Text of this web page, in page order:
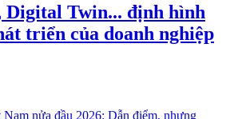
Digital Twin... định hình
triển của doanh nghiệp